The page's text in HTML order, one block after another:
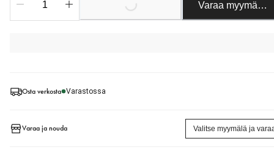
Osta verkosta Varastossa
Varaa ja nouda Valitse myymälä ja
Varaa